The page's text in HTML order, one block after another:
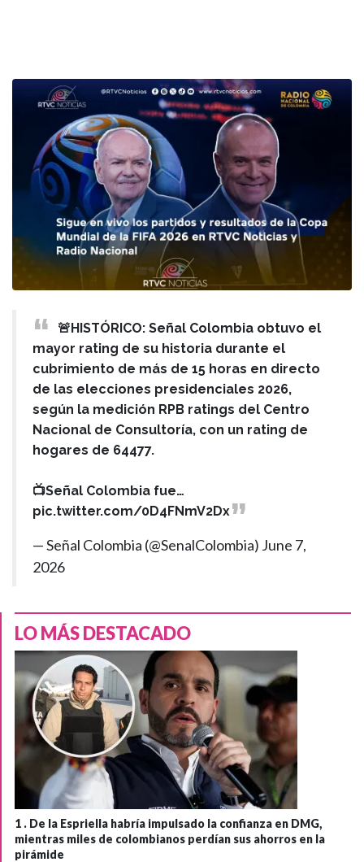
🚨HISTÓRICO: Señal Colombia obtuvo el
mayor rating de su historia durante el
cubrimiento de más de 15 horas en directo
de las elecciones presidenciales 2026,
según la medición RPB ratings del Centro
Nacional de Consultoría, con un rating de
hogares de 64477.
📺Señal Colombia fue…
pic.twitter.com/0D4FNmV2Dx
— Señal Colombia (@SenalColombia) June 7,
2026
LO MÁS DESTACADO
1 . De la Espriella habría impulsado la confianza en DMG,
mientras miles de colombianos perdían sus ahorros en la
pirámide